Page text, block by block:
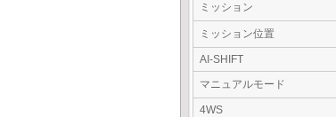
ミッション
ミッション位置
AI-SHIFT
マニュアルモード
4WS